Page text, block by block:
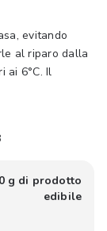
evitando
al riparo dalla
ai 6°C. Il
g di prodotto
edibile